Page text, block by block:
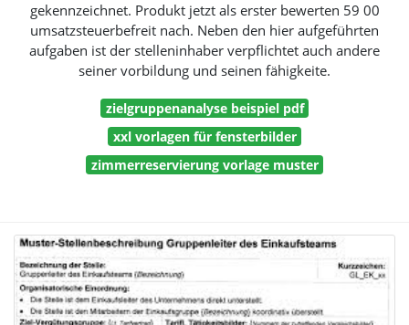
gekennzeichnet. Produkt jetzt als erster bewerten 59 00
umsatzsteuerbefreit nach. Neben den hier aufgeführten
aufgaben ist der stelleninhaber verpflichtet auch andere
seiner vorbildung und seinen fähigkeite.
zielgruppenanalyse beispiel pdf
xxl vorlagen für fensterbilder
zimmerreservierung vorlage muster